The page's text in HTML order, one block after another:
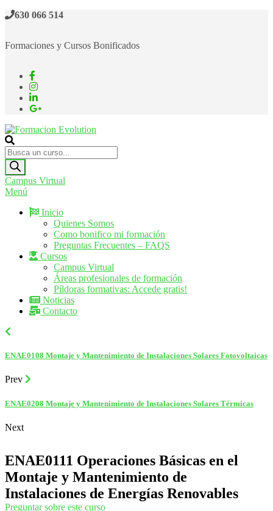
Saltar630 066 514
Formaciones y Cursos Bonificados
Formacion Evolution
Cursos de formación continua
Búsqueda
de
productos
Campus Virtual
Menú
Inicio
Quienes Somos
Como bonifico mi formación
Preguntas Frecuentes – FAQS
Cursos
Campus Virtual
Áreas profesionales de formación
Píldoras formativas: Accede gratis!
Noticias
Contacto
ENAE0108 Montaje y Mantenimiento de Instalaciones Solares Fotovoltaicas
Prev
ENAE0208 Montaje y Mantenimiento de Instalaciones Solares Térmicas
Next
ENAE0111 Operaciones Básicas en el
Montaje y Mantenimiento de
Instalaciones de Energías Renovables
Preguntar sobre este curso